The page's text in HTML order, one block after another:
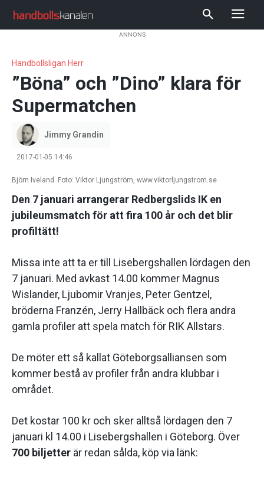
ANNONS
Handbollsligan Herr
”Böna” och ”Dino” klara för
Supermatchen
Jimmy Grandin
2017-01-05 14:46
Björn Iveland. Foto: Viktor Ljungström, www.viktorljungstrom.se
Den 7 januari arrangerar Redbergslids IK en
jubileumsmatch för att fira 100 år och det blir
profiltätt!
Missa inte att ta er till Lisebergshallen lördagen den
7 januari. Med avkast 14.00 kommer Magnus
Wislander, Ljubomir Vranjes, Peter Gentzel,
bröderna Franzén, Jerry Hallbäck och flera andra
gamla profiler att spela match för RIK Allstars.
De möter ett så kallat Göteborgsalliansen som
kommer bestå av profiler från andra klubbar i
området.
Det kostar 100 kr och sker alltså lördagen den 7
januari kl 14.00 i Lisebergshallen i Göteborg. Över
700 biljetter är redan sålda, köp via länk: